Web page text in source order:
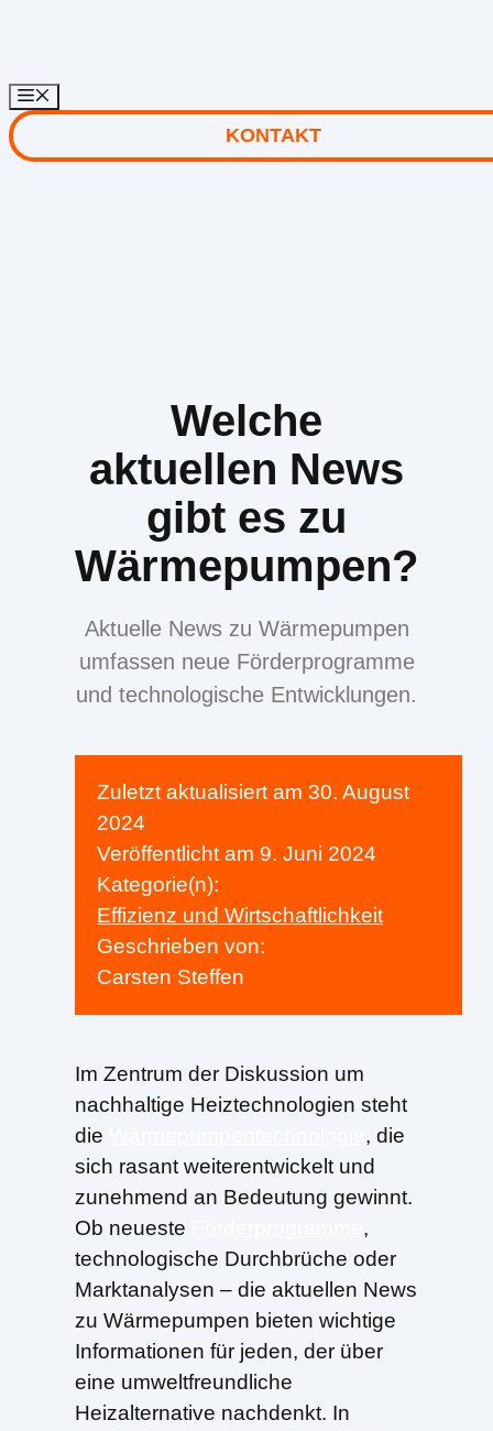
springen
KONTAKT
Welche
aktuellen News
gibt es zu
Wärmepumpen?
Aktuelle News zu Wärmepumpen
umfassen neue Förderprogramme
und technologische Entwicklungen.
Zuletzt aktualisiert am 30. August
2024
Veröffentlicht am 9. Juni 2024
Kategorie(n):
Effizienz und Wirtschaftlichkeit
Geschrieben von:
Carsten Steffen
Im Zentrum der Diskussion um
nachhaltige Heiztechnologien steht
die
, die
sich rasant weiterentwickelt und
zunehmend an Bedeutung gewinnt.
Ob neueste
,
technologische Durchbrüche oder
Marktanalysen – die aktuellen News
zu Wärmepumpen bieten wichtige
Informationen für jeden, der über
eine umweltfreundliche
Heizalternative nachdenkt. In